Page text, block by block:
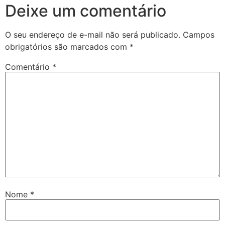
Deixe um comentário
O seu endereço de e-mail não será publicado. Campos
obrigatórios são marcados com *
Comentário *
Nome *